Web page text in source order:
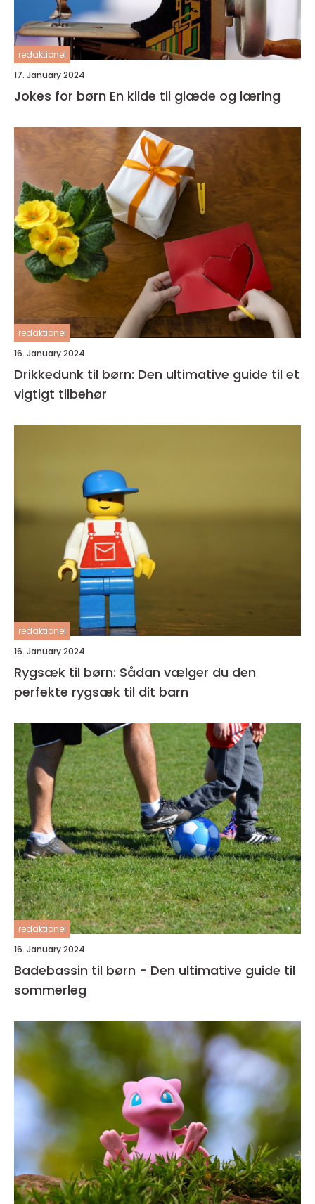
redaktionel
17. January 2024
Jokes for børn En kilde til glæde og læring
redaktionel
16. January 2024
Drikkedunk til børn: Den ultimative guide til et
vigtigt tilbehør
redaktionel
16. January 2024
Rygsæk til børn: Sådan vælger du den
perfekte rygsæk til dit barn
redaktionel
16. January 2024
Badebassin til børn - Den ultimative guide til
sommerleg